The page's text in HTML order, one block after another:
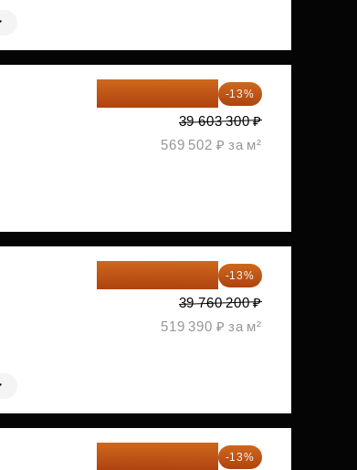
-13%
39 603 300 ₽
569 502 ₽ за м²
-13%
39 760 200 ₽
519 390 ₽ за м²
-13%